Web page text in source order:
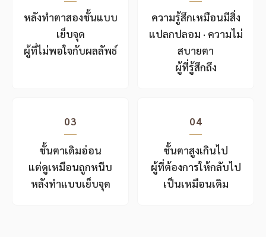
หลังทำตาสองชั้นแบบ
เย็บจุด
ผู้ที่ไม่พอใจกับผลลัพธ์
ความรู้สึกเหมือนมีสิ่ง
แปลกปลอม · ความไม่
สบายตา
ผู้ที่รู้สึกถึง
03
ชั้นตาเดิมอ่อน
แต่ดูเหมือนถูกหนีบ
หลังทำแบบเย็บจุด
04
ชั้นตาสูงเกินไป
ผู้ที่ต้องการให้กลับไป
เป็นเหมือนเดิม